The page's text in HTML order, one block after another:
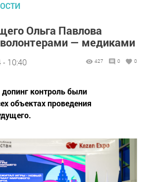
Ольга Павлова
волонтерами — медиками
- 10:40 427 0 0
контроль были
объектах проведения